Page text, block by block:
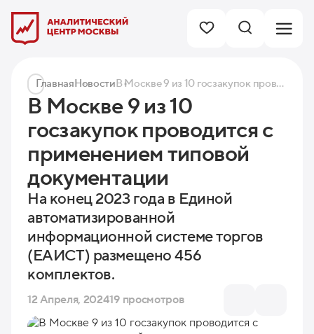
ГлавнаяНовости В Москве 9 из 10 госзакупок проводится с применением типовой документации
В Москве 9 из 10
госзакупок проводится с
применением типовой
документации
На конец 2023 года в Единой
автоматизированной
информационной системе торгов
(ЕАИСТ) размещено 456
комплектов.
12 Апреля, 202419 просмотров